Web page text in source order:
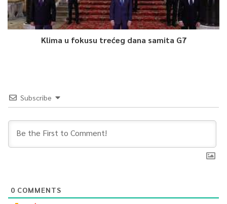
Klima u fokusu trećeg dana samita G7
Subscribe
0 COMMENTS